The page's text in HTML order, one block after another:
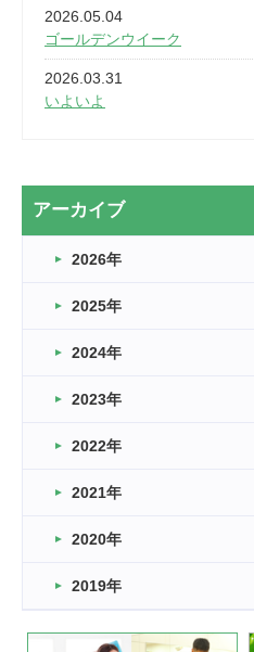
2026.05.04
ゴールデンウイーク
2026.03.31
いよいよ
2026.03.20
なぎなた
2026.03.16
車いすバスケとRくんのお話
卒業・卒園の季節★
2026.03.11
緑ケ丘体育館
2022.11.03
緑ケ丘体育館
いたっぼーる大会☆彡
アーカイブ
2026年
2025年
2024年
2023年
2022年
2021年
2020年
2019年